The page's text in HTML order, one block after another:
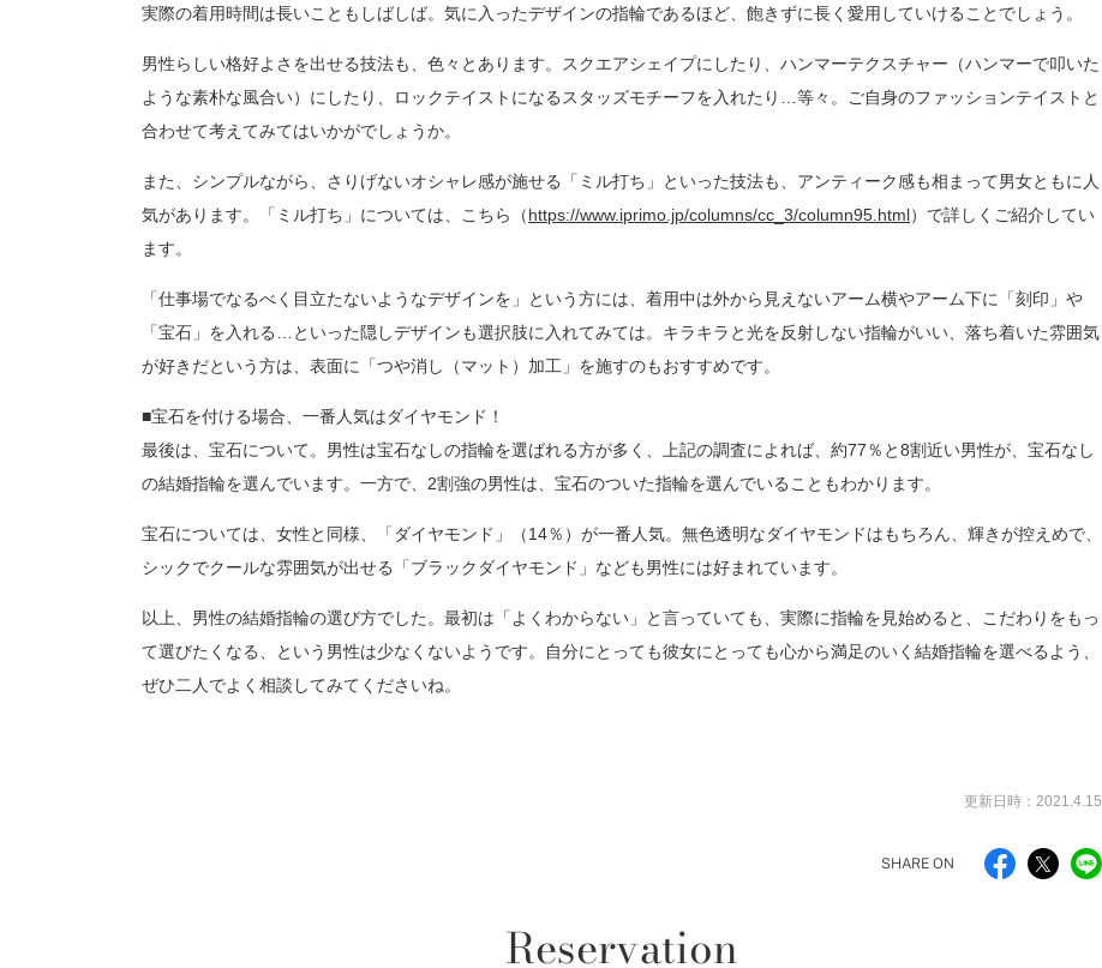
実際の着用時間は長いこともしばしば。気に入ったデザインの指輪であるほど、飽きずに長く愛用していけることでしょう。
男性らしい格好よさを出せる技法も、色々とあります。スクエアシェイプにしたり、ハンマーテクスチャー（ハンマーで叩いた
ような素朴な風合い）にしたり、ロックテイストになるスタッズモチーフを入れたり…等々。ご自身のファッションテイストと
合わせて考えてみてはいかがでしょうか。
また、シンプルながら、さりげないオシャレ感が施せる「ミル打ち」といった技法も、アンティーク感も相まって男女ともに人
気があります。「ミル打ち」については、こちら（https://www.iprimo.jp/columns/cc_3/column95.html）で詳しくご紹介してい
ます。
「仕事場でなるべく目立たないようなデザインを」という方には、着用中は外から見えないアーム横やアーム下に「刻印」や
「宝石」を入れる…といった隠しデザインも選択肢に入れてみては。キラキラと光を反射しない指輪がいい、落ち着いた雰囲気
が好きだという方は、表面に「つや消し（マット）加工」を施すのもおすすめです。
■宝石を付ける場合、一番人気はダイヤモンド！
最後は、宝石について。男性は宝石なしの指輪を選ばれる方が多く、上記の調査によれば、約77％と8割近い男性が、宝石なし
の結婚指輪を選んでいます。一方で、2割強の男性は、宝石のついた指輪を選んでいることもわかります。
宝石については、女性と同様、「ダイヤモンド」（14％）が一番人気。無色透明なダイヤモンドはもちろん、輝きが控えめで、
シックでクールな雰囲気が出せる「ブラックダイヤモンド」なども男性には好まれています。
以上、男性の結婚指輪の選び方でした。最初は「よくわからない」と言っていても、実際に指輪を見始めると、こだわりをもっ
て選びたくなる、という男性は少なくないようです。自分にとっても彼女にとっても心から満足のいく結婚指輪を選べるよう、
ぜひ二人でよく相談してみてくださいね。
更新日時：2021.4.15
SHARE ON
Reservation